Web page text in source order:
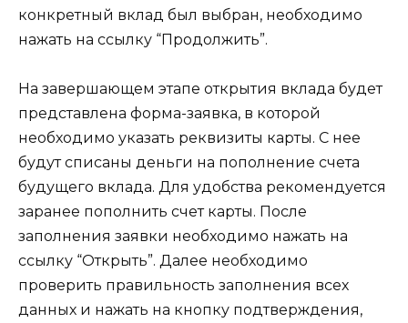
конкретный вклад был выбран, необходимо
нажать на ссылку “Продолжить”.
На завершающем этапе открытия вклада будет
представлена форма-заявка, в которой
необходимо указать реквизиты карты. С нее
будут списаны деньги на пополнение счета
будущего вклада. Для удобства рекомендуется
заранее пополнить счет карты. После
заполнения заявки необходимо нажать на
ссылку “Открыть”. Далее необходимо
проверить правильность заполнения всех
данных и нажать на кнопку подтверждения,